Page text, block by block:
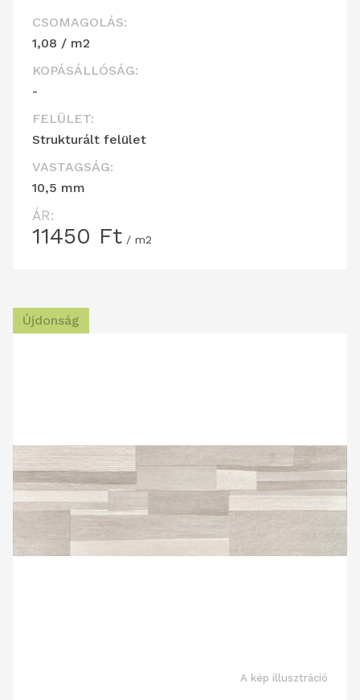
CSOMAGOLÁS:
1,08 / m2
KOPÁSÁLLÓSÁG:
-
FELÜLET:
Strukturált felület
VASTAGSÁG:
10,5 mm
ÁR:
11450 Ft / m2
Újdonság
A kép illusztráció